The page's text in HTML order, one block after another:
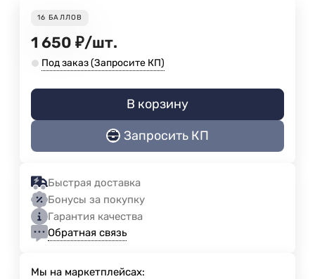
16 БАЛЛОВ
1 650 ₽/шт.
Под заказ (Запросите КП)
В корзину
Запросить КП
Быстрая доставка
Бонусы за покупку
Гарантия качества
Обратная связь
Мы на маркетплейсах: